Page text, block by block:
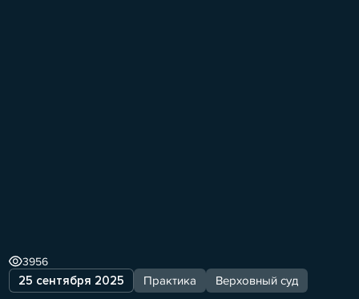
25 сентября 2025 Практика Верховный суд
3956